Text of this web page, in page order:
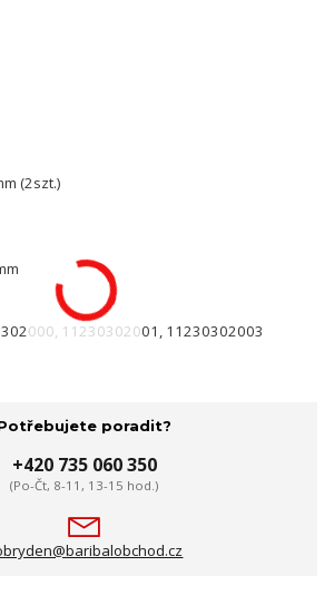
(2szt.)
11230302001, 11230302003
poradit?
+420 735 060 350
(Po-Čt, 8-11, 13-15 hod.)